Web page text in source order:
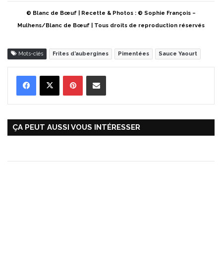
© Blanc de Bœuf | Recette & Photos : © Sophie François –
Mulhens/Blanc de Bœuf | Tous droits de reproduction réservés
Mots-clés Frites d’aubergines Pimentées Sauce Yaourt
ÇA PEUT AUSSI VOUS INTÉRESSER